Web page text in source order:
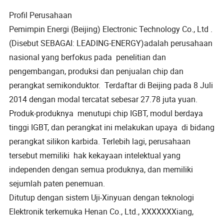
Profil Perusahaan
Pemimpin Energi (Beijing) Electronic Technology Co., Ltd .
(Disebut SEBAGAI: LEADING-ENERGY)adalah perusahaan
nasional yang berfokus pada penelitian dan
pengembangan, produksi dan penjualan chip dan
perangkat semikonduktor.Terdaftar di Beijing pada 8 Juli
2014 dengan modal tercatat sebesar 27.78 juta yuan.
Produk-produknya menutupi chip IGBT, modul berdaya
tinggi IGBT, dan perangkat ini melakukan upaya di bidang
perangkat silikon karbida. Terlebih lagi, perusahaan
tersebut memiliki hak kekayaan intelektual yang
independen dengan semua produknya, dan memiliki
sejumlah paten penemuan.
Ditutup dengan sistem Uji-Xinyuan dengan teknologi
Elektronik terkemuka Henan Co., Ltd., XXXXXXXiang,